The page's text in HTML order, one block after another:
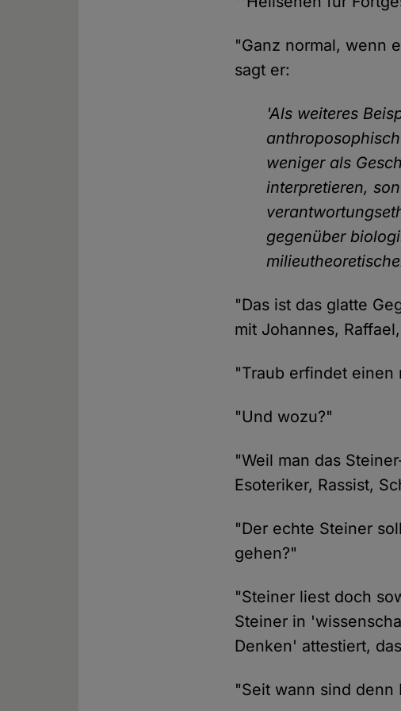
"Ganz normal, wenn
sagt er:
'Als weiteres
weniger als
interpretieren,
gegenüber
"Das ist das glatte
mit Johannes,
"Traub erfindet einen
"Und wozu?"
"Weil man das
Esoteriker, Rassist,
"Der echte Steiner
gehen?"
"Steiner liest doch
Steiner in
Denken' attestiert,
"Seit wann sind denn